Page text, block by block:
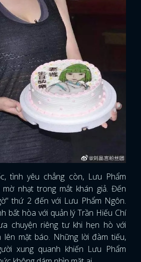
x
NHẬP
tình yêu chẳng còn, Lưu Phẩm
nhạt trong mắt khán giả. Đến
thứ 2 đến với Lưu Phẩm Ngôn.
bất hòa với quản lý Trần Hiếu Chí
chuyện riêng tư khi hẹn hò với
lên mặt báo. Những lời đàm tiếu,
xung quanh khiến Lưu Phẩm